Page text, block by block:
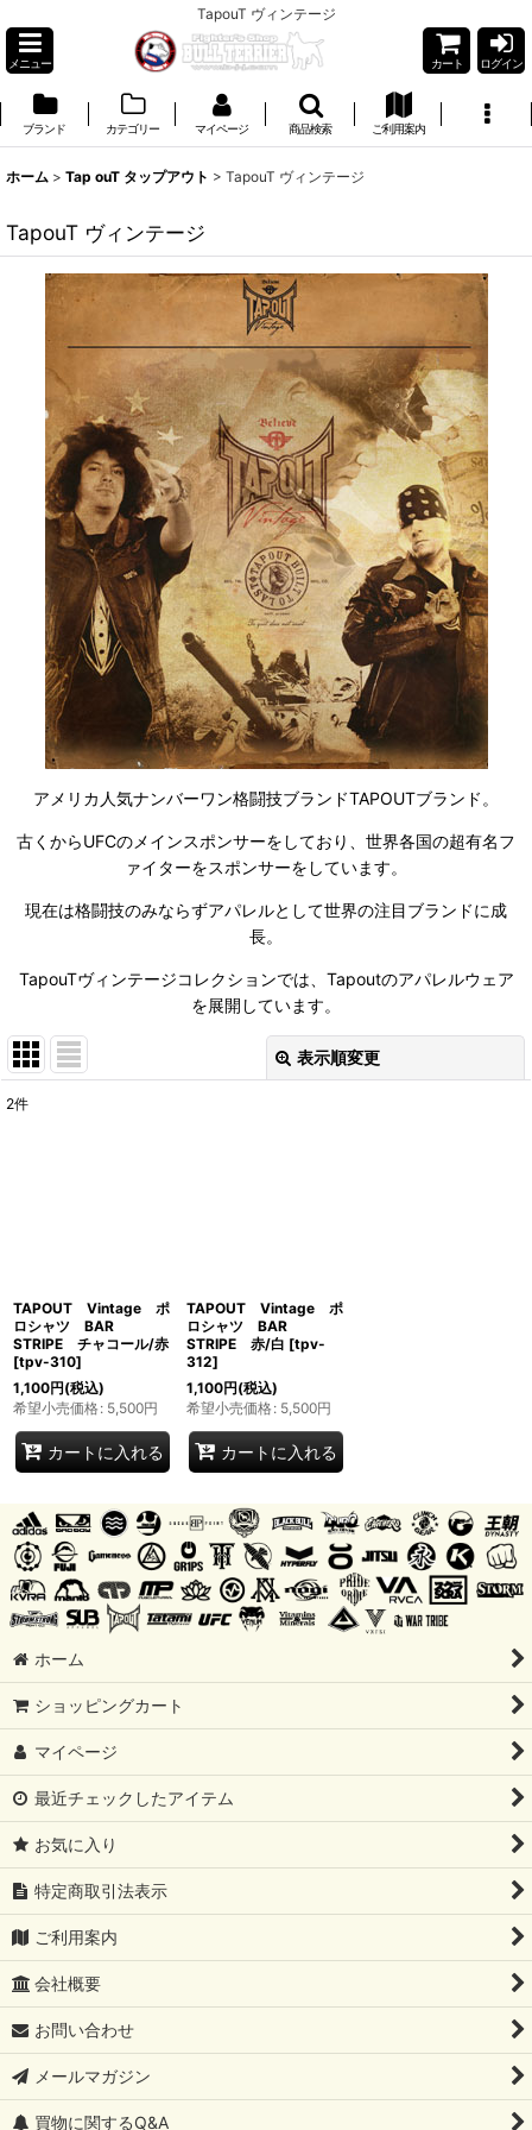
TapouT ヴィンテージ
メニュー カート ログイン
ブランド カテゴリー マイページ 商品検索 ご利用案内
ホーム > Tap ouT タップアウト > TapouT ヴィンテージ
TapouT ヴィンテージ
アメリカ人気ナンバーワン格闘技ブランドTAPOUTブランド。
古くからUFCのメインスポンサーをしており、世界各国の超有名フ
ァイターをスポンサーをしています。
現在は格闘技のみならずアパレルとして世界の注目ブランドに成
長。
TapouTヴィンテージコレクションでは、Tapoutのアパレルウェア
を展開しています。
表示順変更
2件
TAPOUT Vintage ポ
ロシャツ BAR
STRIPE チャコール/赤
[tpv-310]
1,100円(税込)
希望小売価格: 5,500円
カートに入れる
TAPOUT Vintage ポ
ロシャツ BAR
STRIPE 赤/白 [tpv-
312]
1,100円(税込)
希望小売価格: 5,500円
カートに入れる
ホーム
ショッピングカート
マイページ
最近チェックしたアイテム
お気に入り
特定商取引法表示
ご利用案内
会社概要
お問い合わせ
メールマガジン
買物に関するQ&A